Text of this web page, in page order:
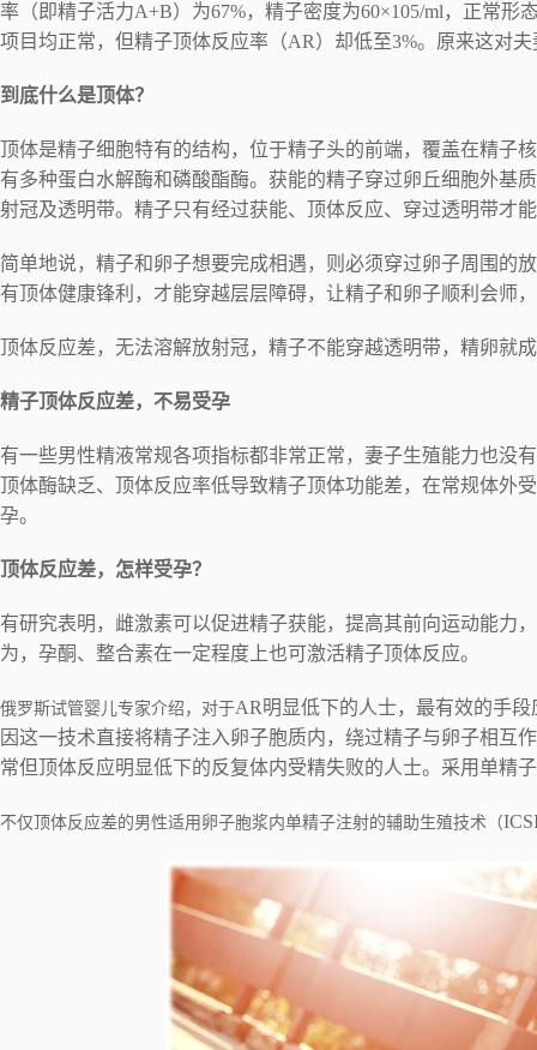
率（即精子活力A+B）为67%，精子密度为60×105/ml，正常
项目均正常，但精子顶体反应率（AR）却低至3%。原来这对
到底什么是顶体？
顶体是精子细胞特有的结构，位于精子头的前端，覆盖在精
有多种蛋白水解酶和磷酸酯酶。获能的精子穿过卵丘细胞外基
射冠及透明带。精子只有经过获能、顶体反应、穿过透明带才
简单地说，精子和卵子想要完成相遇，则必须穿过卵子周围的
有顶体健康锋利，才能穿越层层障碍，让精子和卵子顺利会师
顶体反应差，无法溶解放射冠，精子不能穿越透明带，精卵就
精子顶体反应差，不易受孕
有一些男性精液常规各项指标都非常正常，妻子生殖能力也没
顶体酶缺乏、顶体反应率低导致精子顶体功能差，在常规体
孕。
顶体反应差，怎样受孕？
有研究表明，雌激素可以促进精子获能，提高其前向运动能力
为，孕酮、整合素在一定程度上也可激活精子顶体反应。
俄罗斯试管婴儿专家介绍，对于AR明显低下的人士，最有效的手
因这一技术直接将精子注入卵子胞质内，绕过精子与卵子相互
常但顶体反应明显低下的反复体内受精失败的人士。采用单精
不仅顶体反应差的男性适用卵子胞浆内单精子注射的辅助生殖技术（